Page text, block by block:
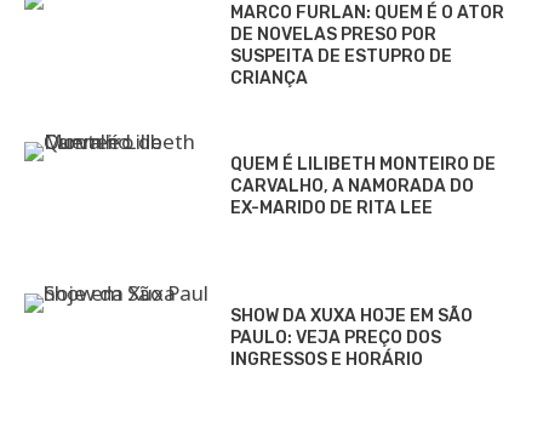
MARCO FURLAN: QUEM É O ATOR
DE NOVELAS PRESO POR
SUSPEITA DE ESTUPRO DE
CRIANÇA
QUEM É LILIBETH MONTEIRO DE
CARVALHO, A NAMORADA DO
EX-MARIDO DE RITA LEE
SHOW DA XUXA HOJE EM SÃO
PAULO: VEJA PREÇO DOS
INGRESSOS E HORÁRIO